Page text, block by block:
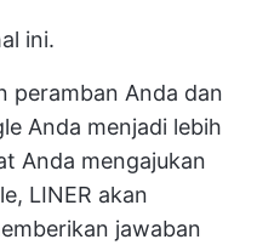
ini.
peramban Anda dan
Anda menjadi lebih
Anda mengajukan
LINER akan
jawaban